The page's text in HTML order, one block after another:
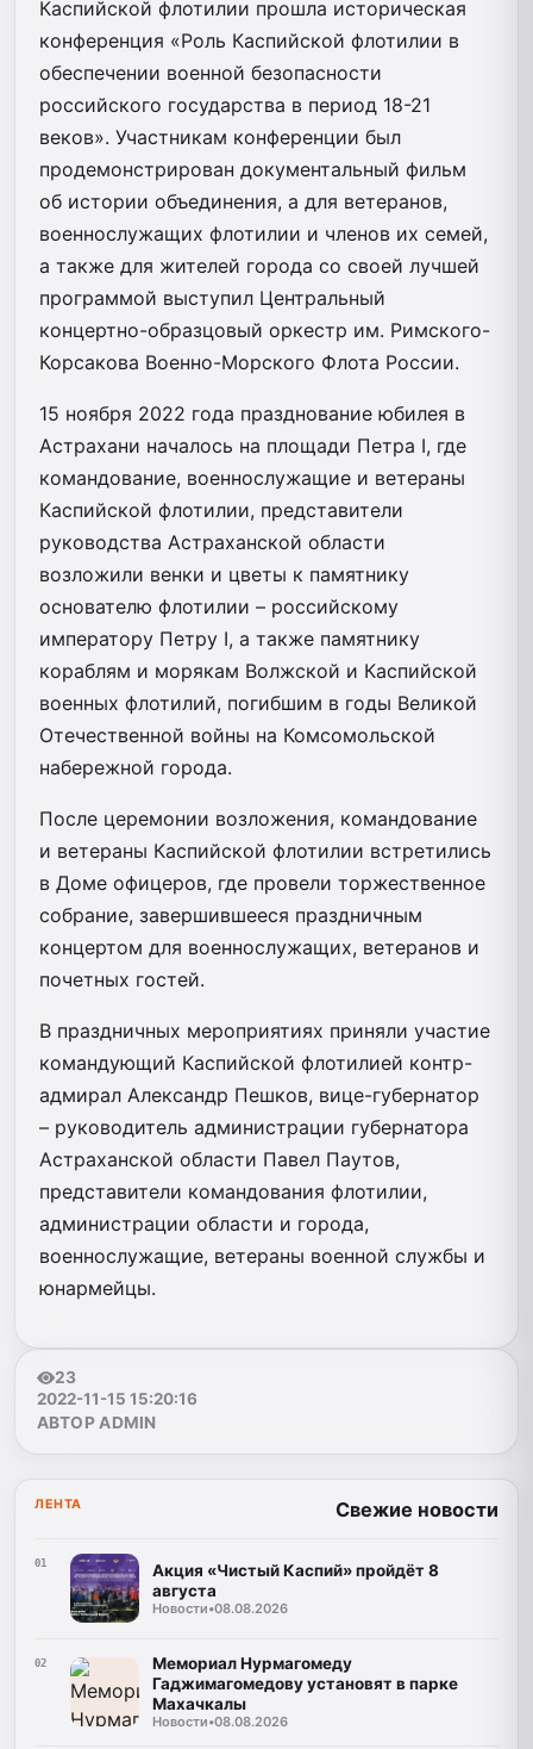
Каспийской флотилии прошла историческая
конференция «Роль Каспийской флотилии в
обеспечении военной безопасности
российского государства в период 18-21
веков». Участникам конференции был
продемонстрирован документальный фильм
об истории объединения, а для ветеранов,
военнослужащих флотилии и членов их семей,
а также для жителей города со своей лучшей
программой выступил Центральный
концертно-образцовый оркестр им. Римского-
Корсакова Военно-Морского Флота России.
15 ноября 2022 года празднование юбилея в
Астрахани началось на площади Петра I, где
командование, военнослужащие и ветераны
Каспийской флотилии, представители
руководства Астраханской области
возложили венки и цветы к памятнику
основателю флотилии – российскому
императору Петру I, а также памятнику
кораблям и морякам Волжской и Каспийской
военных флотилий, погибшим в годы Великой
Отечественной войны на Комсомольской
набережной города.
После церемонии возложения, командование
и ветераны Каспийской флотилии встретились
в Доме офицеров, где провели торжественное
собрание, завершившееся праздничным
концертом для военнослужащих, ветеранов и
почетных гостей.
В праздничных мероприятиях приняли участие
командующий Каспийской флотилией контр-
адмирал Александр Пешков, вице-губернатор
– руководитель администрации губернатора
Астраханской области Павел Паутов,
представители командования флотилии,
администрации области и города,
военнослужащие, ветераны военной службы и
юнармейцы.
23
2022-11-15 15:20:16
АВТОР ADMIN
ЛЕНТА Свежие новости
01
Акция «Чистый Каспий» пройдёт 8
августа
Новости•08.08.2026
02
Мемориал Нурмагомеду
Гаджимагомедову установят в парке
Махачкалы
Новости•08.08.2026